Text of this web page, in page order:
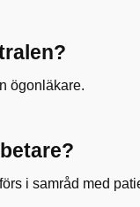
ögonläkare.
i samråd med